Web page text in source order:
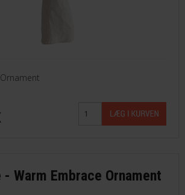
Warm Embrace Ornament